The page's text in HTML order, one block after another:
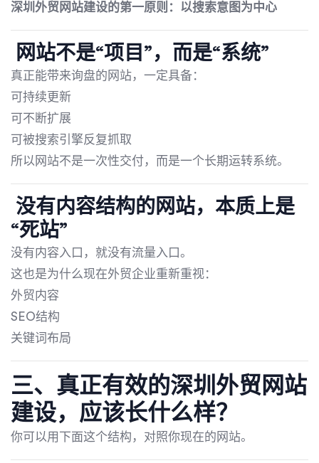
深圳外贸网站建设的第一原则：以搜索意图为中心
网站不是“项目”，而是“系统”
真正能带来询盘的网站，一定具备：
可持续更新
可不断扩展
可被搜索引擎反复抓取
所以网站不是一次性交付，而是一个长期运转系统。
没有内容结构的网站，本质上是
“死站”
没有内容入口，就没有流量入口。
这也是为什么现在外贸企业重新重视：
外贸内容
SEO结构
关键词布局
三、真正有效的深圳外贸网站
建设，应该长什么样？
你可以用下面这个结构，对照你现在的网站。